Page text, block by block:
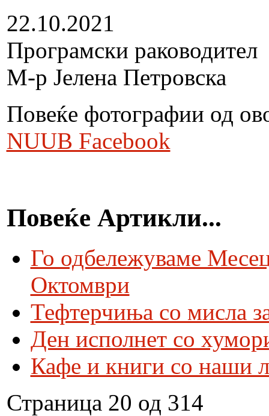
22.10.2021
Програмски раководител
М-р Јелена Петровска
Повеќе фотографии од
NUUB Facebook
Повеќе Артикли...
Го одбележуваме
Октомври
Тефтерчиња со мисла
Ден исполнет со
Кафе и книги со наши
Страница 20 од 314